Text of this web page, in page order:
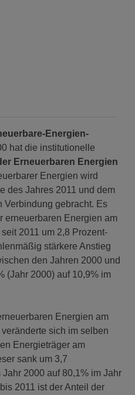
Energien-
hat die institutionelle
Erneuerbaren Energien
Energien wird
des Jahres 2011 und dem
Verbindung gebracht. Es
erneuerbaren Energien am
2011 um 2,8 Prozent-
stärkere Anstieg
den Jahren 2000 und
(Jahr 2000) auf 10,9% im
Energien am
sich im selben
Energieträger am
sank um 3,7
2000 auf 80,1% im Jahr
2011 ist der Anteil der